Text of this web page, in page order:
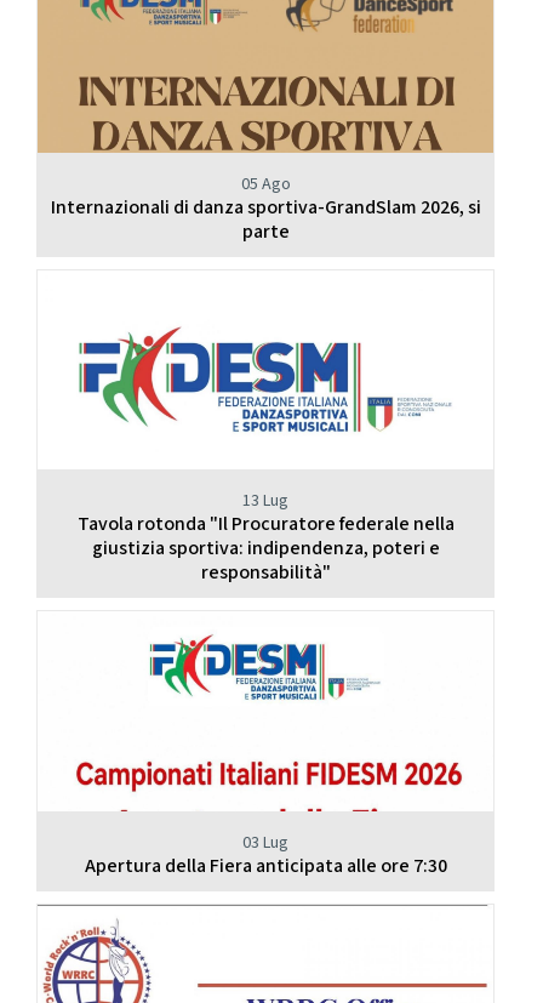
05 Ago
Internazionali di danza sportiva-GrandSlam 2026, si
parte
13 Lug
Tavola rotonda "Il Procuratore federale nella
giustizia sportiva: indipendenza, poteri e
responsabilità"
03 Lug
Apertura della Fiera anticipata alle ore 7:30